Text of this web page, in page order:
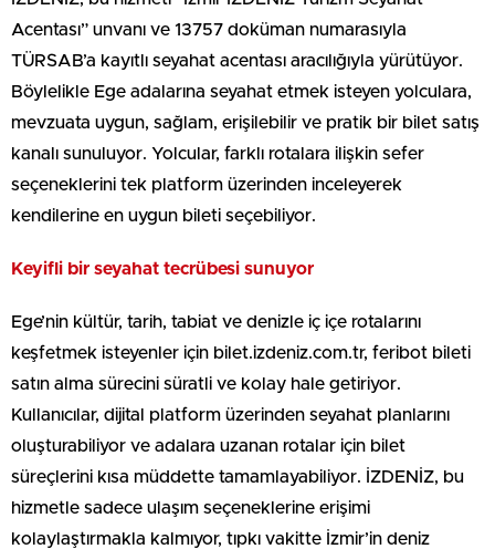
Acentası” unvanı ve 13757 doküman numarasıyla
TÜRSAB’a kayıtlı seyahat acentası aracılığıyla yürütüyor.
Böylelikle Ege adalarına seyahat etmek isteyen yolculara,
mevzuata uygun, sağlam, erişilebilir ve pratik bir bilet satış
kanalı sunuluyor. Yolcular, farklı rotalara ilişkin sefer
seçeneklerini tek platform üzerinden inceleyerek
kendilerine en uygun bileti seçebiliyor.
Keyifli bir seyahat tecrübesi sunuyor
Ege’nin kültür, tarih, tabiat ve denizle iç içe rotalarını
keşfetmek isteyenler için bilet.izdeniz.com.tr, feribot bileti
satın alma sürecini süratli ve kolay hale getiriyor.
Kullanıcılar, dijital platform üzerinden seyahat planlarını
oluşturabiliyor ve adalara uzanan rotalar için bilet
süreçlerini kısa müddette tamamlayabiliyor. İZDENİZ, bu
hizmetle sadece ulaşım seçeneklerine erişimi
kolaylaştırmakla kalmıyor, tıpkı vakitte İzmir’in deniz